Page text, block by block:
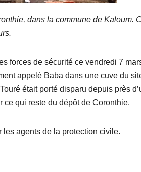
dans la commune de Kaloum.
forces de sécurité ce vendredi 7
appelé Baba dans une cuve du
était porté disparu depuis près
ce qui reste du dépôt de Coronthie.
les agents de la protection civile.